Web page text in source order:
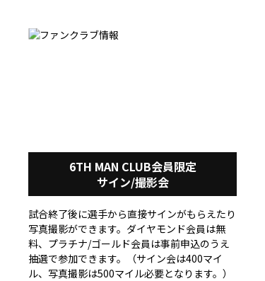
6TH MAN CLUB会員限定
サイン/撮影会
試合終了後に選手から直接サインがもらえたり
写真撮影ができます。ダイヤモンド会員は無
料、プラチナ/ゴールド会員は事前申込のうえ
抽選で参加できます。（サイン会は400マイ
ル、写真撮影は500マイル必要となります。）